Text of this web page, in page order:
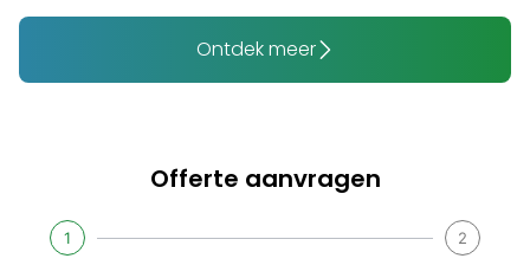
Ontdek meer
Offerte aanvragen
1 2